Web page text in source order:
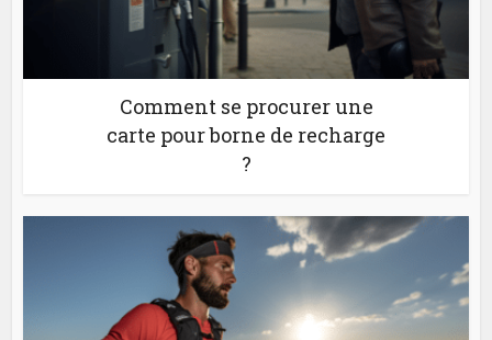
Comment se procurer une
carte pour borne de recharge
?